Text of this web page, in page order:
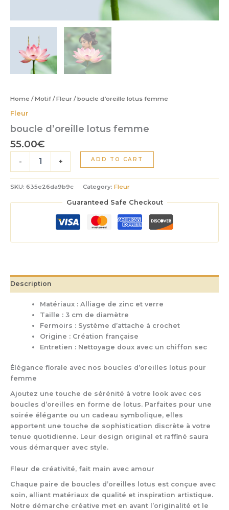
Home /Motif /Fleur / boucle d’oreille lotus femme
Fleur
boucle d’oreille lotus femme
55.00€
-
lotus
femme
+ ADD TO CART
SKU: 635e26da9b9c Category: Fleur
Guaranteed Safe Checkout
Description
Matériaux : Alliage de zinc et verre
Taille : 3 cm de diamètre
Fermoirs : Système d’attache à crochet
Origine : Création française
Entretien : Nettoyage doux avec un chiffon sec
Élégance florale avec nos boucles d’oreilles lotus pour
femme
Ajoutez une touche de sérénité à votre look avec ces
boucles d’oreilles en forme de lotus. Parfaites pour une
soirée élégante ou un cadeau symbolique, elles
apportent une touche de sophistication discrète à votre
tenue quotidienne. Leur design original et raffiné saura
vous démarquer avec style.
Fleur de créativité, fait main avec amour
Chaque paire de boucles d’oreilles lotus est conçue avec
soin, alliant matériaux de qualité et inspiration artistique.
Notre démarche créative met en avant l’originalité et le